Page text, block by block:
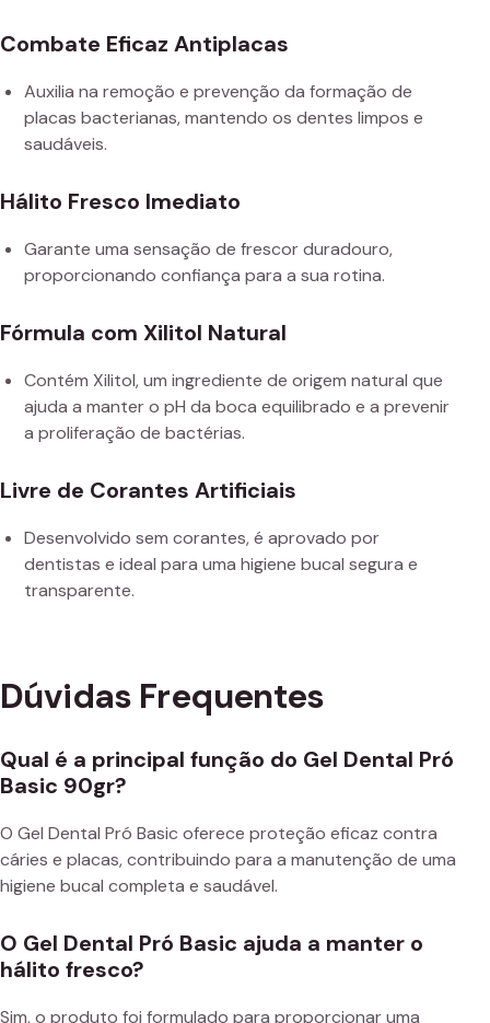
Combate Eficaz Antiplacas
Auxilia na remoção e prevenção da formação de
placas bacterianas, mantendo os dentes limpos e
saudáveis.
Hálito Fresco Imediato
Garante uma sensação de frescor duradouro,
proporcionando confiança para a sua rotina.
Fórmula com Xilitol Natural
Contém Xilitol, um ingrediente de origem natural que
ajuda a manter o pH da boca equilibrado e a prevenir
a proliferação de bactérias.
Livre de Corantes Artificiais
Desenvolvido sem corantes, é aprovado por
dentistas e ideal para uma higiene bucal segura e
transparente.
Dúvidas Frequentes
Qual é a principal função do Gel Dental Pró
Basic 90gr?
O Gel Dental Pró Basic oferece proteção eficaz contra
cáries e placas, contribuindo para a manutenção de uma
higiene bucal completa e saudável.
O Gel Dental Pró Basic ajuda a manter o
hálito fresco?
Sim, o produto foi formulado para proporcionar uma